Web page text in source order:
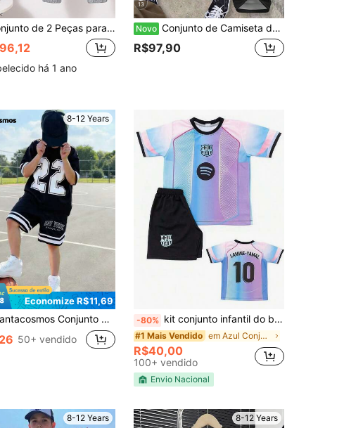
Pré-Adolescentes, Novo Estilo de Outono Moletom com Gola Virada, Tecido Texturizado com Patchwork Listrado, Design 2 em 1 + Calça Jogger Solta e Confortável, Uso Casual Versátil do Dia a Dia, Conjunto de Calça Longa para Passeios ao Ar Livre
há 1 ano
13
Novo Conjunto de Camiseta de Manga Curta com Gola Redonda e Calça Flare Casual Confortável Fashion Minimalista para Menino Pré-Adolescente, Estampa Gráfica de Personagem Clássica e Descolada, Estampa Gráfica Streetwear, Adequado para Outono/Inverno, Y2K
R$97,90
8-12 Years
Economize R$11,69
de Camiseta de Manga Curta com Gola Careca e Shorts Esportivos Casuais com Estampa Gráfica, Elástico, Adequado para Transporte, Escola, Uso Diário Casual, Esportes, Fitness, Atividades ao Ar Livre, Primavera/Verão
50+ vendido
-80% kit conjunto infantil do barcelona azul
#1 Mais Vendido em Azul Conjuntos para meninos adolescentes
R$40,00
100+ vendido
Envio Nacional
8-12 Years 8-12 Years